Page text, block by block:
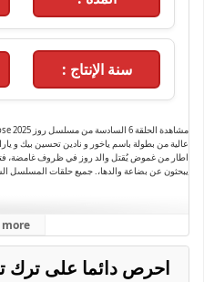
سنة الإنتاج :
عالية من بطولة باسم ياخور و نادين تحسين بيك و
اطار من ﻏﻤﻮﺽ يُقتل والد روز في ظروف غامضة،
يبحثون عن بضاعة والدها،. جميع حلقات المسلسل
more
احرص دائما على ترك